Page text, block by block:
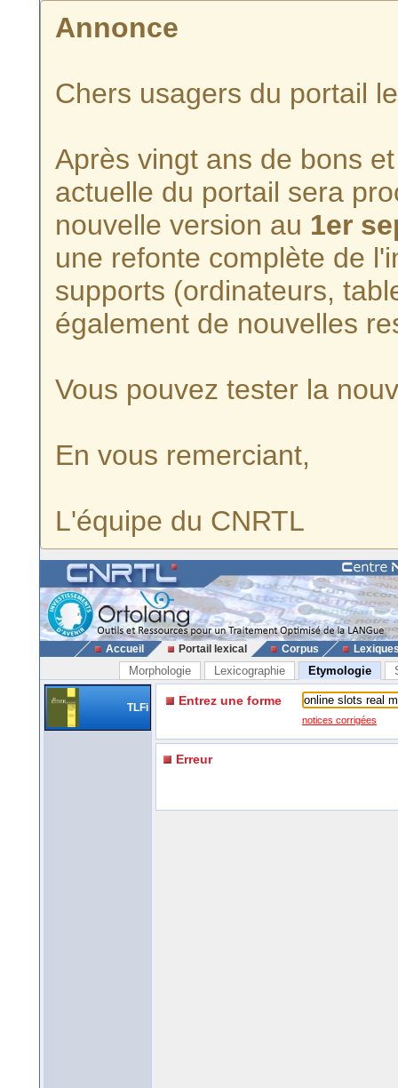
Annonce
Chers usagers du portail
Après vingt ans de bons
actuelle du portail sera
nouvelle version au 1er
une refonte complète de
supports (ordinateurs,
également de nouvelles
Vous pouvez tester la
En vous remerciant,
L'équipe du CNRTL
Accueil Portail lexical Corpus
Morphologie Lexicographie Etymologie
TLFi Entrez une forme
notices corrigées
Erreur